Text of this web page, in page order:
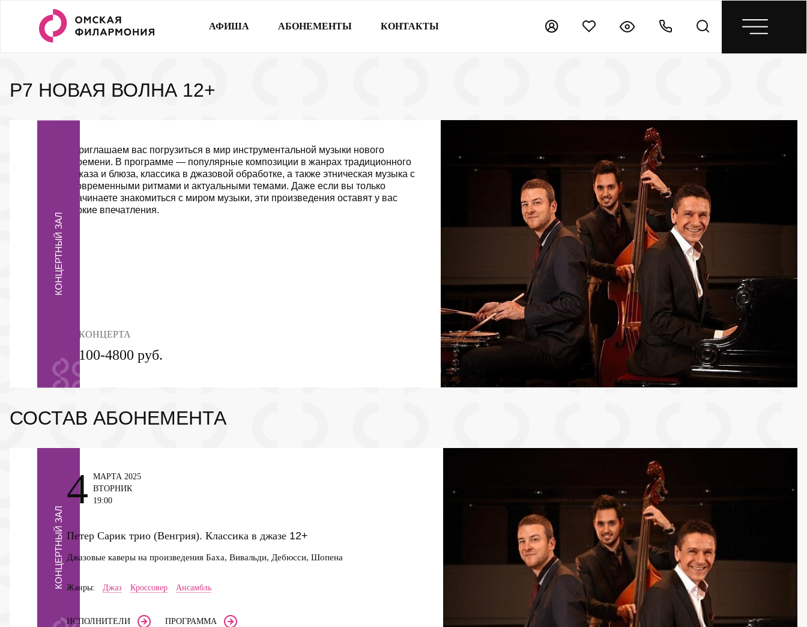
АФИША АБОНЕМЕНТЫ КОНТАКТЫ
P7 НОВАЯ ВОЛНА 12+
КОНЦЕРТНЫЙ ЗАЛ
Приглашаем вас погрузиться в мир инструментальной музыки нового
времени. В программе — популярные композиции в жанрах традиционного
джаза и блюза, классика в джазовой обработке, а также этническая музыка с
современными ритмами и актуальными темами. Даже если вы только
начинаете знакомиться с миром музыки, эти произведения оставят у вас
яркие впечатления.
3 КОНЦЕРТА
2100-4800 руб.
СОСТАВ АБОНЕМЕНТА
КОНЦЕРТНЫЙ ЗАЛ
4 МАРТА 2025
ВТОРНИК
19:00
Петер Сарик трио (Венгрия). Классика в джазе 12+
Джазовые каверы на произведения Баха, Вивальди, Дебюсси, Шопена
Жанры: Джаз Кроссовер Ансамбль
ИСПОЛНИТЕЛИ
ПРОГРАММА